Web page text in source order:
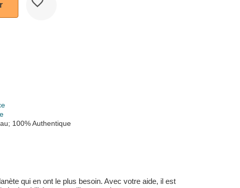
100% Authentique
qui en ont le plus besoin. Avec votre aide, il est